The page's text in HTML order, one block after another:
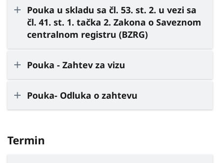
Pouka u skladu sa čl. 53. st. 2. u vezi sa
čl. 41. st. 1. tačka 2. Zakona o Saveznom
centralnom registru (BZRG)
Pouka - Zahtev za vizu
Pouka- Odluka o zahtevu
Termin